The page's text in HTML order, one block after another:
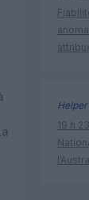
Helper
19 h